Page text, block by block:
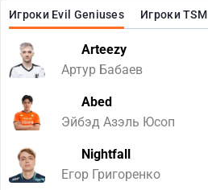
Игроки Evil Geniuses Игроки TSM
Arteezy
Артур Бабаев
Abed
Эйбэд Азэль Юсоп
Nightfall
Егор Григоренко